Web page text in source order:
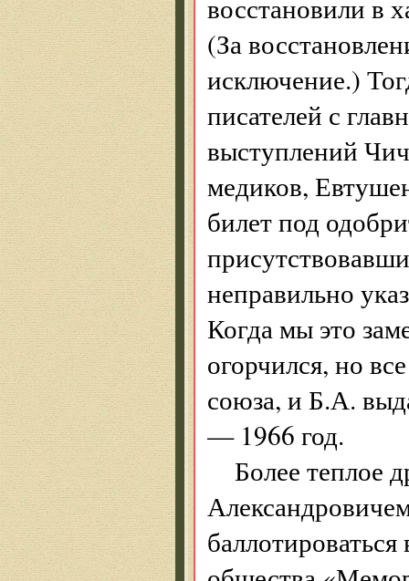
восстановили в
(За
исключение.)
писателей с
выступлений
медиков,
билет под
неправильно
Когда мы это
огорчился, но
союза, и Б.А.
— 1966 год.
Более теплое